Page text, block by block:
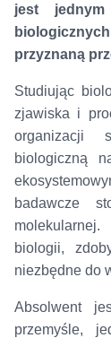
jest
przyznaną
Studiując
zjawiska i
organizacji
biologiczną
badawcze
biologii,
niezbędne do
Absolwent
przemyśle,